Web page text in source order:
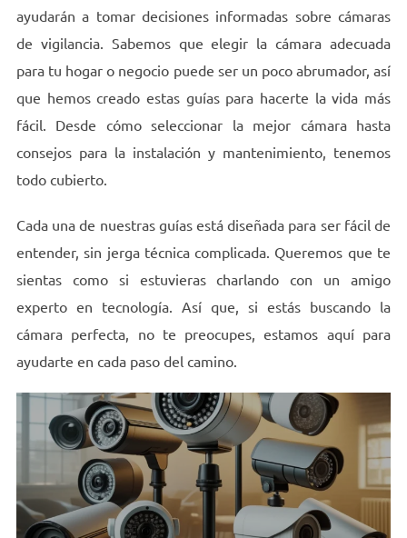
ayudarán a tomar decisiones informadas sobre cámaras
de vigilancia. Sabemos que elegir la cámara adecuada
para tu hogar o negocio puede ser un poco abrumador, así
que hemos creado estas guías para hacerte la vida más
fácil. Desde cómo seleccionar la mejor cámara hasta
consejos para la instalación y mantenimiento, tenemos
todo cubierto.
Cada una de nuestras guías está diseñada para ser fácil de
entender, sin jerga técnica complicada. Queremos que te
sientas como si estuvieras charlando con un amigo
experto en tecnología. Así que, si estás buscando la
cámara perfecta, no te preocupes, estamos aquí para
ayudarte en cada paso del camino.